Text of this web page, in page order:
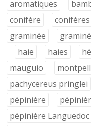
aromatiques
conifère
conifères
graminée
haie
haies
mauguio
pachycereus pringlei
pépinière
pépinière